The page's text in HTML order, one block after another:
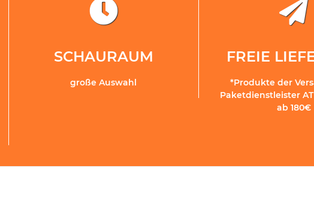
SCHAURAUM
große Auswahl
FREIE
*Produkte der
Paketdienstleister
ab 180€